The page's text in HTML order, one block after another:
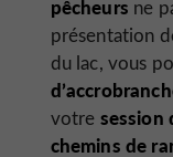
pêcheurs ne
présentation
du lac, vous
votre
chemins de